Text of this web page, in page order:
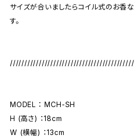
サイズが合いましたらコイル式のお香
す。
///////////////////////////////////////////
MODEL ： MCH-SH
H (高さ) ：18cm
W (横幅) ：13cm